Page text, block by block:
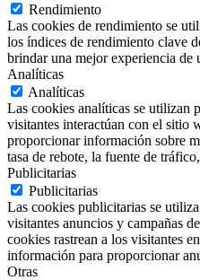
Rendimiento
Las cookies de rendimiento se
los índices de rendimiento clave
brindar una mejor experiencia de
Analíticas
Analíticas
Las cookies analíticas se utilizan
visitantes interactúan con el sitio
proporcionar información sobre
tasa de rebote, la fuente de
Publicitarias
Publicitarias
Las cookies publicitarias se
visitantes anuncios y campañas
cookies rastrean a los visitantes
información para proporcionar
Otras